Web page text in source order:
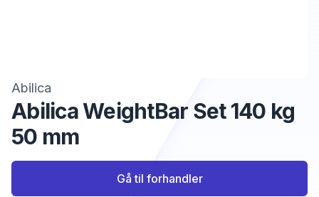
Abilica
Abilica WeightBar Set 140 kg
50 mm
Gå til forhandler